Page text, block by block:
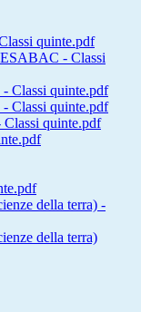
quinte.pdf
- Classi
Classi quinte.pdf
Classi quinte.pdf
Classi quinte.pdf
della terra) -
della terra)